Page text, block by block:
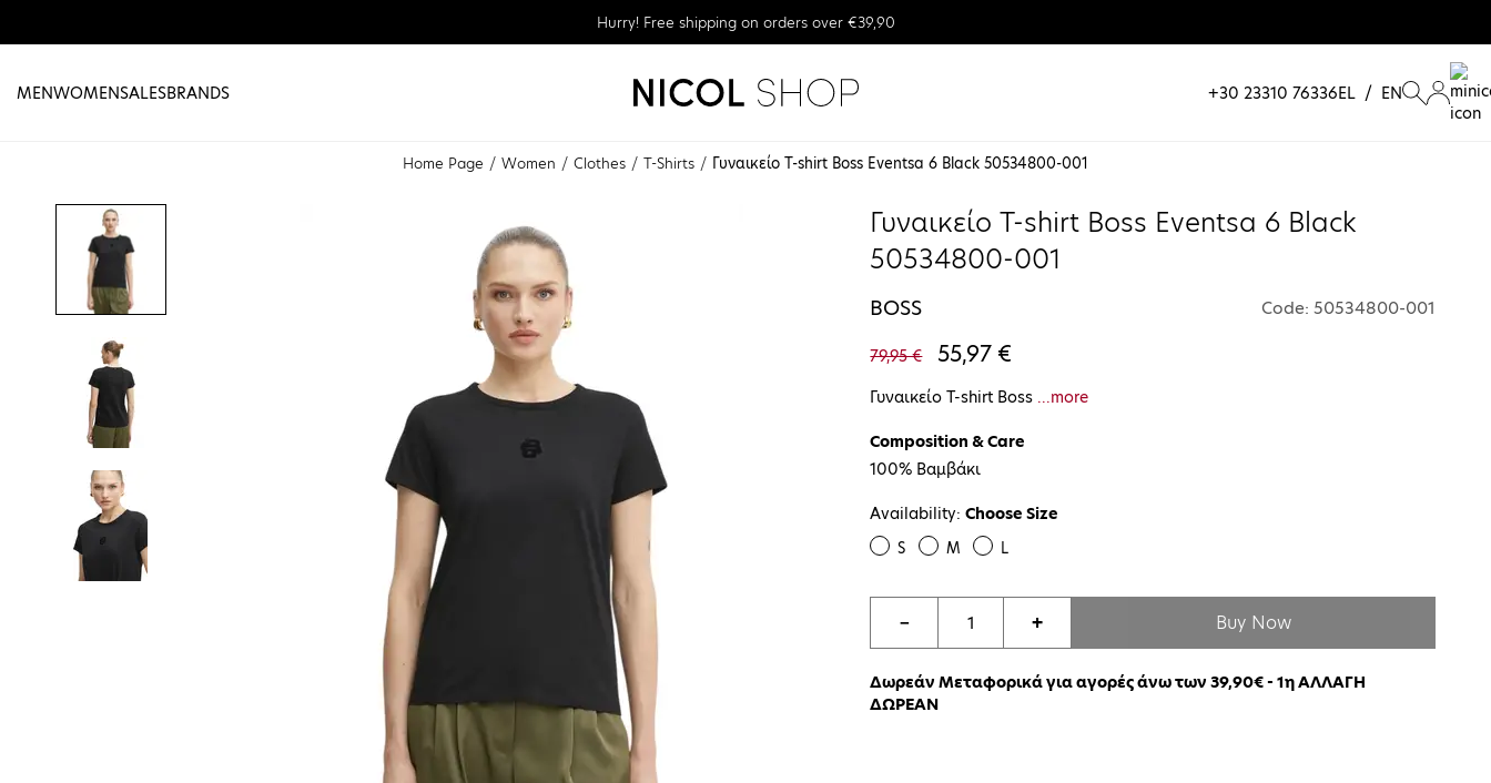
Hurry! Free shipping on orders over €39,90
MENWOMENSALESBRANDS +30 23310 76336EL / EN
Home Page Women Clothes T-Shirts Γυναικείο T-shirt Boss Eventsa 6 Black 50534800-001
Γυναικείο T-shirt Boss Eventsa 6 Black
50534800-001
BOSS Code: 50534800-001
79,95 € 55,97 €
Γυναικείο T-shirt Boss ...more
Composition & Care
100% Βαμβάκι
Availability: Choose Size
S M L
− + Buy Now
Δωρεάν Μεταφορικά για αγορές άνω των 39,90€ - 1η ΑΛΛΑΓΗ
ΔΩΡΕΑΝ